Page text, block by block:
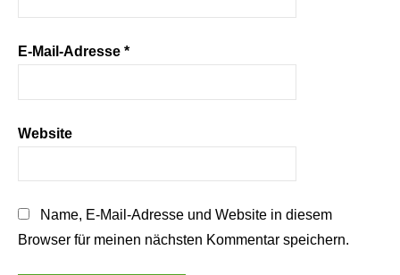
E-Mail-Adresse *
Website
Name, E-Mail-Adresse und Website in diesem
Browser für meinen nächsten Kommentar speichern.